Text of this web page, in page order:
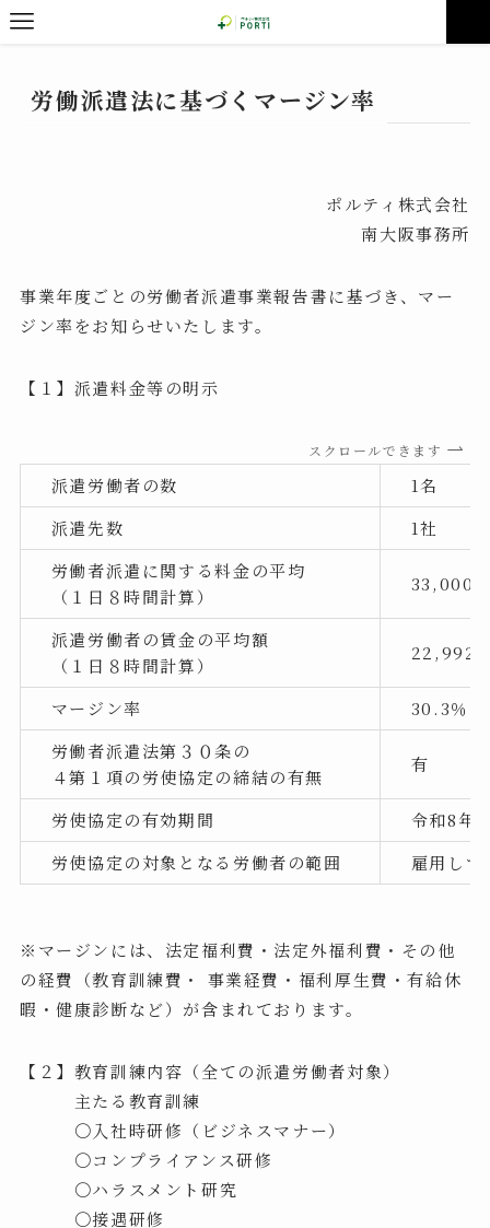
労働派遣法に基づくマージン率
ポルティ株式会社
南大阪事務所
事業年度ごとの労働者派遣事業報告書に基づき、マー
ジン率をお知らせいたします。
【１】派遣料金等の明示
スクロールできます
派遣労働者の数
1名
派遣先数
1社
労働者派遣に関する料金の平均
（１日８時間計算）
33,000
派遣労働者の賃金の平均額
（１日８時間計算）
22,992
マージン率
30.3％
労働者派遣法第３０条の
４第１項の労使協定の締結の有無
有
労使協定の有効期間
令和8年4
労使協定の対象となる労働者の範囲
雇用して
※マージンには、法定福利費・法定外福利費・その他
の経費（教育訓練費・ 事業経費・福利厚生費・有給休
暇・健康診断など）が含まれております。
【２】教育訓練内容（全ての派遣労働者対象）
主たる教育訓練
〇入社時研修（ビジネスマナー）
〇コンプライアンス研修
〇ハラスメント研究
〇接遇研修